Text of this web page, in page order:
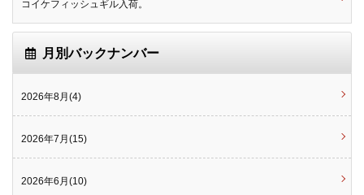
コイケフィッシュギル入荷。
月別バックナンバー
2026年8月(4)
2026年7月(15)
2026年6月(10)